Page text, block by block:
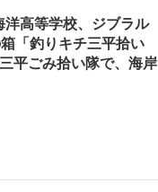
高等学校、ジブラル
「釣りキチ三平拾い
平ごみ拾い隊で、海岸